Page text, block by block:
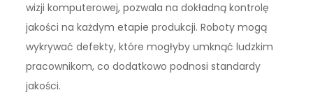
wizji komputerowej, pozwala na dokładną kontrolę
jakości na każdym etapie produkcji. Roboty mogą
wykrywać defekty, które mogłyby umknąć ludzkim
pracownikom, co dodatkowo podnosi standardy
jakości.